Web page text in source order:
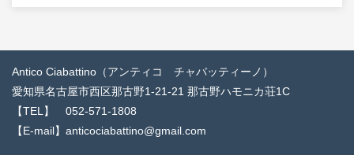
Antico Ciabattino（アンティコ チャバッティーノ）
愛知県名古屋市西区那古野1-21-21 那古野ハモニカ荘1C
【TEL】 052-571-1808
【E-mail】anticociabattino@gmail.com